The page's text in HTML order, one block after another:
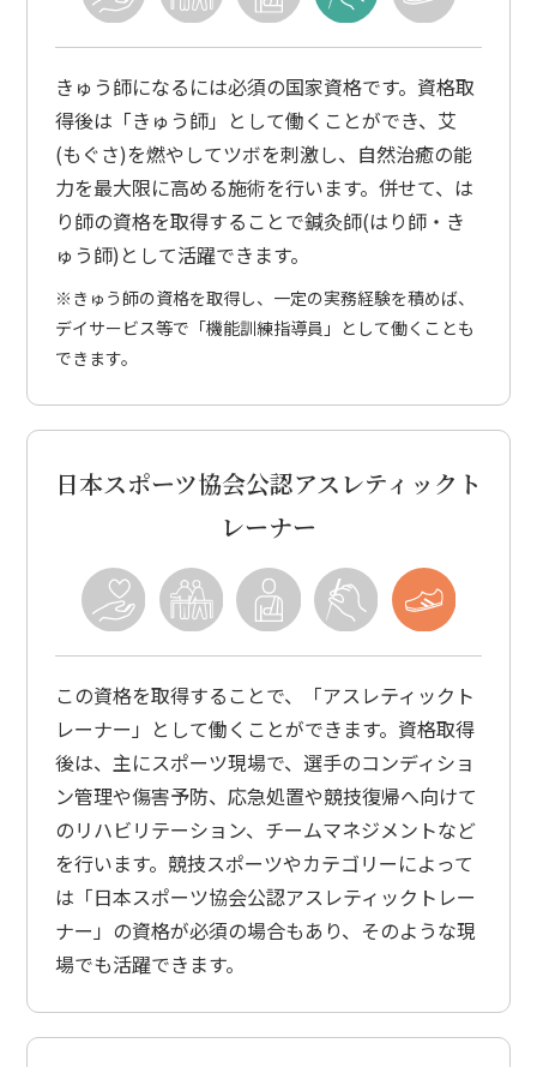
きゅう師になるには必須の国家資格です。資格取
得後は「きゅう師」として働くことができ、艾
(もぐさ)を燃やしてツボを刺激し、自然治癒の能
力を最大限に高める施術を行います。併せて、は
り師の資格を取得することで鍼灸師(はり師・き
ゅう師)として活躍できます。
※きゅう師の資格を取得し、一定の実務経験を積めば、
デイサービス等で「機能訓練指導員」として働くことも
できます。
日本スポーツ協会公認アスレティックト
レーナー
この資格を取得することで、「アスレティックト
レーナー」として働くことができます。資格取得
後は、主にスポーツ現場で、選手のコンディショ
ン管理や傷害予防、応急処置や競技復帰へ向けて
のリハビリテーション、チームマネジメントなど
を行います。競技スポーツやカテゴリーによって
は「日本スポーツ協会公認アスレティックトレー
ナー」の資格が必須の場合もあり、そのような現
場でも活躍できます。